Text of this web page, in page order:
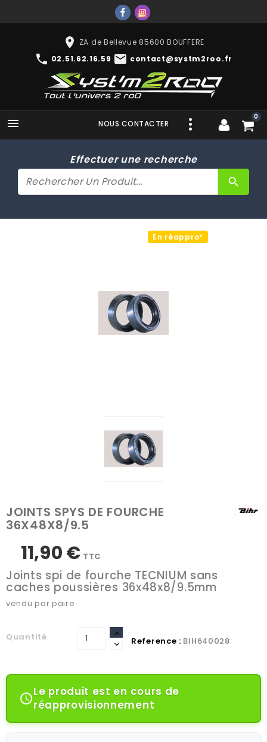
place ZA de Bellevue 85600 BOUFFERE
phone 02.51.62.16.59 mail contact@systm2roo.fr
 0
NOUS CONTACTER
Effectuer une recherche
search
En réappro*
JOINTS SPYS DE FOURCHE
36X48X8/9.5
11,90 € TTC
Joints spi de fourche TECNIUM sans
caches poussières 36x48x8/9.5mm
vendu par paire
Quantité Reference : BIH640028
Le produit est en cours de
réapprovisionnement